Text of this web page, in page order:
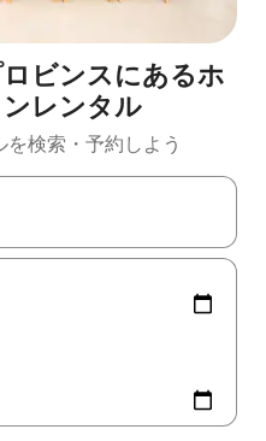
ビンスにあるホ
レンタル
検索・予約しよう
の矢印キーを使って移動するか